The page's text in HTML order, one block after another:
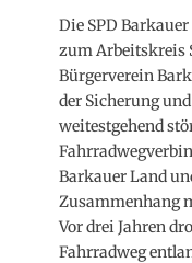
Die SPD
zum Arbeitskreis
Bürgerverein
der Sicherung
weitestgehend
Barkauer Land
Zusammenhang
Vor drei Jahren
Fahrradweg